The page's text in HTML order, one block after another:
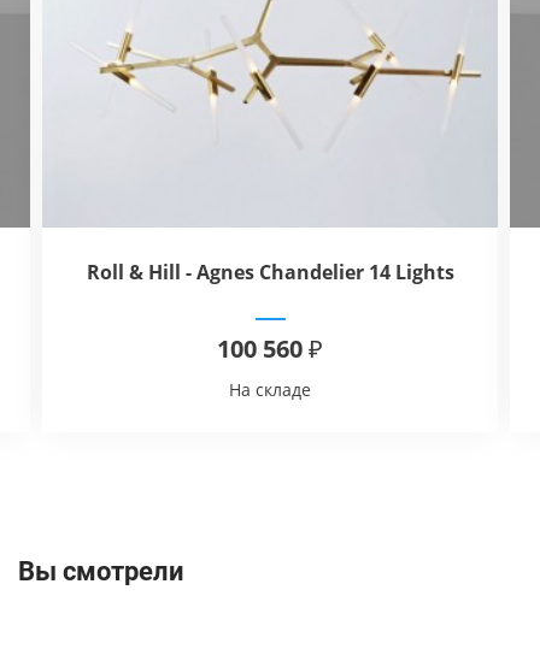
Roll & Hill - Agnes Chandelier 14 Lights
100 560 ₽
На складе
Вы смотрели